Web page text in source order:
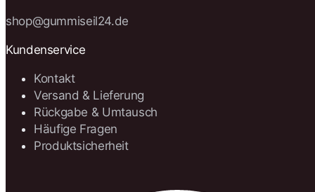
shop@gummiseil24.de
Kundenservice
Kontakt
Versand & Lieferung
Rückgabe & Umtausch
Häufige Fragen
Produktsicherheit